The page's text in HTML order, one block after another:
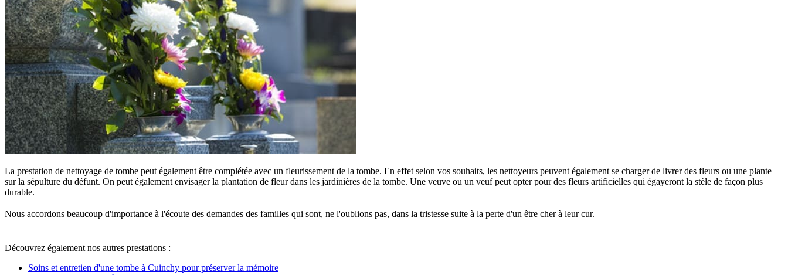
La prestation de nettoyage de tombe peut également être complétée avec un fleurissement de la tombe. En effet selon vos souhaits, les nettoyeurs peuvent également se charger de livrer des fleurs ou une plante
sur la sépulture du défunt. On peut également envisager la plantation de fleur dans les jardinières de la tombe. Une veuve ou un veuf peut opter pour des fleurs artificielles qui égayeront la stèle de façon plus
durable.
Nous accordons beaucoup d'importance à l'écoute des demandes des familles qui sont, ne l'oublions pas, dans la tristesse suite à la perte d'un être cher à leur cur.
Découvrez également nos autres prestations :
Soins et entretien d'une tombe à Cuinchy pour préserver la mémoire